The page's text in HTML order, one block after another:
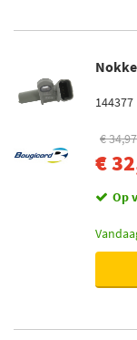
144377
€ 34,97
€
Op